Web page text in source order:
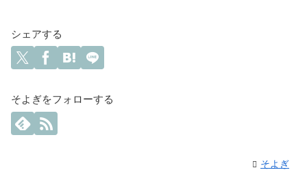
シェアする
そよぎをフォローする
そよぎ